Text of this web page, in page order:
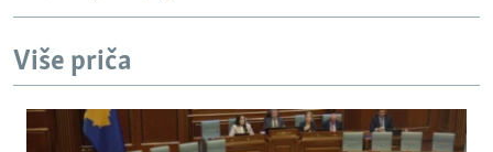
Više priča